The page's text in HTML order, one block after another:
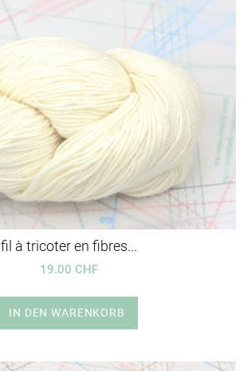
fil à tricoter en fibres...
19.00 CHF
IN DEN WARENKORB